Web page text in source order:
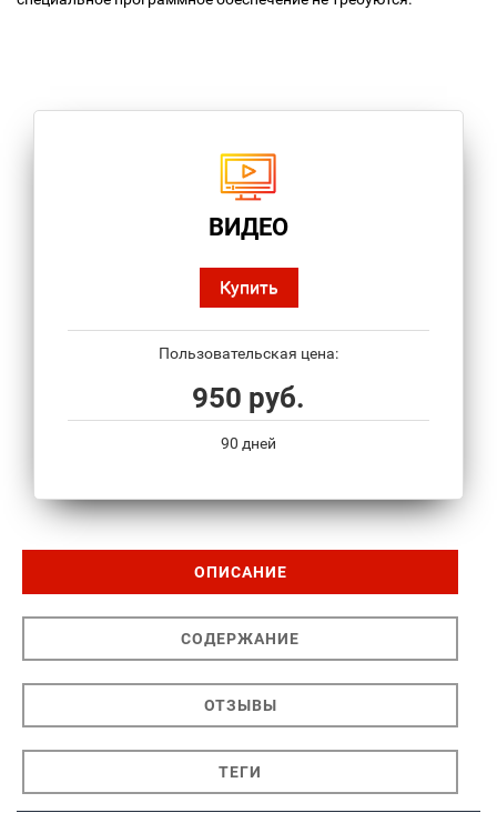
ВИДЕО
Купить
Пользовательская цена:
950 руб.
90 дней
ОПИСАНИЕ
СОДЕРЖАНИЕ
ОТЗЫВЫ
ТЕГИ